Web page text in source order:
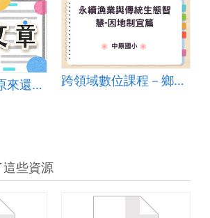
「AI x 跨域」原來還能這樣玩！ 跨領域數位課程－鄉親的生活-鄉村的生活特色-永續漁業與傳統生態智慧-因地制宜篇
些資源